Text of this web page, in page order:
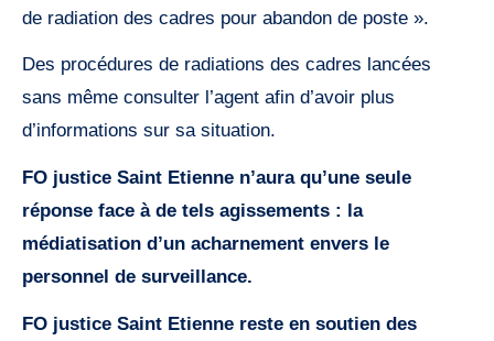
de radiation des cadres pour abandon de poste ».
Des procédures de radiations des cadres lancées
sans même consulter l’agent afin d’avoir plus
d’informations sur sa situation.
FO justice Saint Etienne n’aura qu’une seule
réponse face à de tels agissements : la
médiatisation d’un acharnement envers le
personnel de surveillance.
FO justice Saint Etienne reste en soutien des